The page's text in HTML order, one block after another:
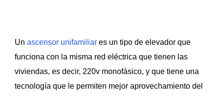
Un ascensor unifamiliar es un tipo de elevador que
funciona con la misma red eléctrica que tienen las
viviendas, es decir, 220v monofásico, y que tiene una
tecnología que le permiten mejor aprovechamiento del